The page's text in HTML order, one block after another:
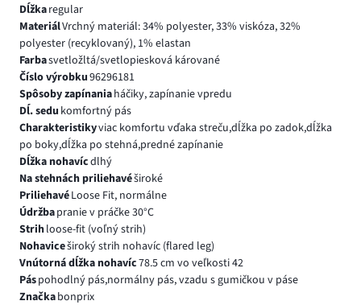
Dĺžkaregular
MateriálVrchný materiál: 34% polyester, 33% viskóza, 32%
polyester (recyklovaný), 1% elastan
Farbasvetložltá/svetlopiesková kárované
Číslo výrobku96296181
Spôsoby zapínaniaháčiky, zapínanie vpredu
Dĺ. sedu komfortný pás
Charakteristikyviac komfortu vďaka streču,dĺžka po zadok,dĺžka
po boky,dĺžka po stehná,predné zapínanie
Dĺžka nohavícdlhý
Na stehnách priliehavéširoké
PriliehavéLoose Fit, normálne
Údržbapranie v práčke 30°C
Strihloose-fit (voľný strih)
Nohaviceširoký strih nohavíc (flared leg)
Vnútorná dĺžka nohavíc78.5 cm vo veľkosti 42
Páspohodlný pás,normálny pás, vzadu s gumičkou v páse
Značkabonprix